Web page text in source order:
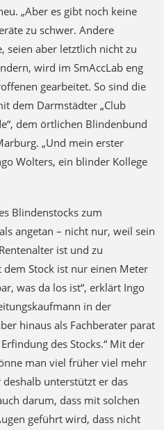
der ganz unmittelbar wirkt
einen Blindenstock
„Aber es gibt noch keine
zu schwer. Andere
seien aber letztlich nicht zu
wird im SmAccLab eng
gearbeitet. So sind die
dem Darmstädter „Club
dem örtlichen Blindenbund
„Und mein erster
Blindenstocks zum
angetan – nicht nur, weil sein
ist und zu
Stock ist nur einen Meter
was da los ist“, erklärt Ingo
in der
hinaus als Fachberater parat
des Stocks.“ Mit der
man viel früher viel mehr
unterstützt er das